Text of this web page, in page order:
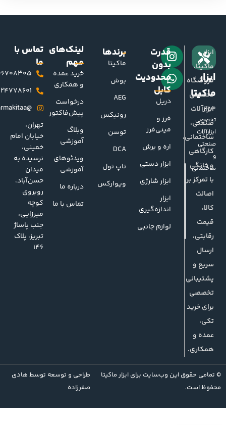
ابزار
ماکیتا
مرجع
تخصصی
ابزارآلات
صنعتی
و
ساختمانی
ابزار
ماکیتا،
فروشگاه
تخصصی
ابزارآلات
صنعتی،
ساختمانی،
کارگاهی
و خانگی
با تمرکز بر
اصالت
کالا،
قیمت
رقابتی،
ارسال
سریع و
پشتیبانی
تخصصی
برای خرید
تکی،
عمده و
همکاری.
قدرت
بدون
محدودیت
کابل
دریل
فرز و
مینی‌فرز
اره و برش
ابزار دستی
ابزار شارژی
ابزار
اندازه‌گیری
لوازم جانبی
برندها
ماکیتا
بوش
AEG
رونیکس
توسن
DCA
تاپ تول
ویوارکس
لینک‌های
مهم
خرید عمده
و همکاری
درخواست
پیش‌فاکتور
وبلاگ
آموزشی
ویدئوهای
آموزشی
درباره ما
تماس با ما
تماس با
ما
@Abzarmakitaa
تهران،
خیابان امام
خمینی،
نرسیده به
میدان
حسن‌آباد،
روبروی
کوچه
میرزایی،
جنب پاساژ
تبریز، پلاک
146
© تمامی حقوق این وب‌سایت برای ابزار ماکیتا
محفوظ است.
طراحی و توسعه توسط هادی
صفرزاده